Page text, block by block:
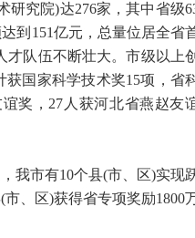
研究院)达276家，其中省级
到151亿元，总量位居全省
才队伍不断壮大。市级以上创
获国家科学技术奖15项，省
奖，27人获河北省燕赵友
我市有10个县(市、区)实现
、区)获得省专项奖励1800